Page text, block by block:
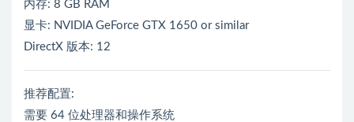
内存: 8 GB RAM
显卡: NVIDIA GeForce GTX 1650 or similar
DirectX 版本: 12
推荐配置:
需要 64 位处理器和操作系统